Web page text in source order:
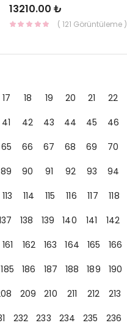
13210.00 ₺
( 121 Görüntüleme )
17 18 19 20 21 22
41 42 43 44 45 46
65 66 67 68 69 70
89 90 91 92 93 94
113 114 115 116 117 118
138 139 140 141 142
161 162 163 164 165 166
185 186 187 188 189 190
209 210 211 212 213
232 233 234 235 236